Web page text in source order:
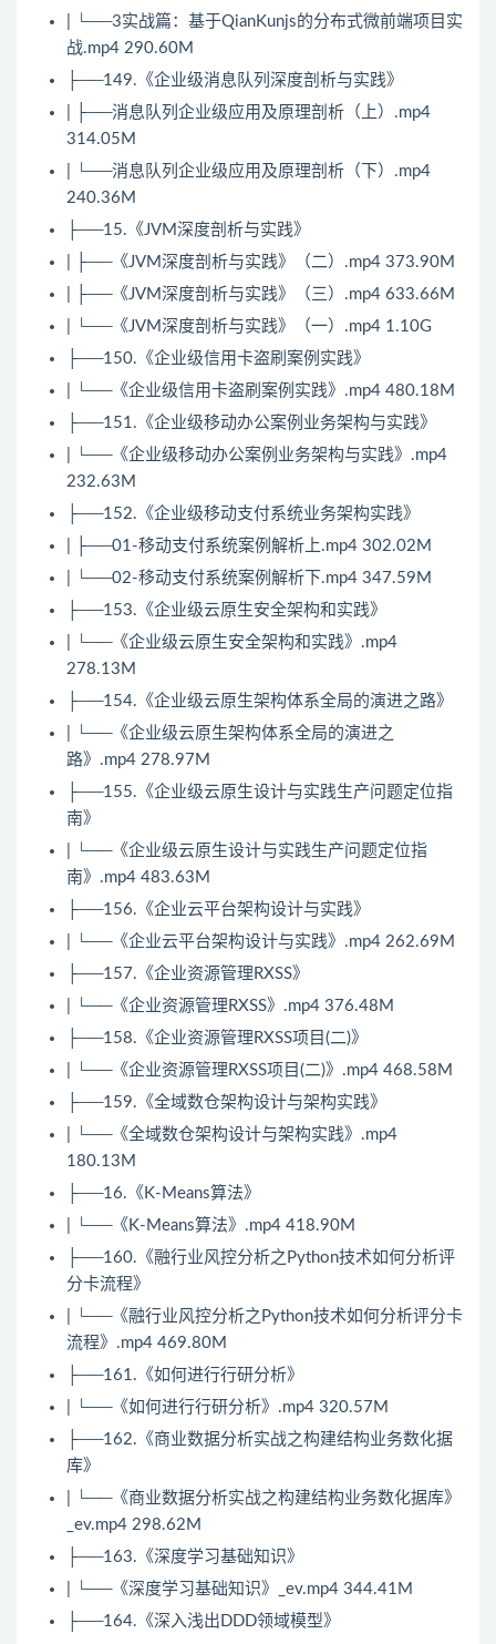
| └──3实战篇：基于QianKunjs的分布式微前端项目实
战.mp4 290.60M
├──149.《企业级消息队列深度剖析与实践》
| ├──消息队列企业级应用及原理剖析（上）.mp4
314.05M
| └──消息队列企业级应用及原理剖析（下）.mp4
240.36M
├──15.《JVM深度剖析与实践》
| ├──《JVM深度剖析与实践》（二）.mp4 373.90M
| ├──《JVM深度剖析与实践》（三）.mp4 633.66M
| └──《JVM深度剖析与实践》（一）.mp4 1.10G
├──150.《企业级信用卡盗刷案例实践》
| └──《企业级信用卡盗刷案例实践》.mp4 480.18M
├──151.《企业级移动办公案例业务架构与实践》
| └──《企业级移动办公案例业务架构与实践》.mp4
232.63M
├──152.《企业级移动支付系统业务架构实践》
| ├──01-移动支付系统案例解析上.mp4 302.02M
| └──02-移动支付系统案例解析下.mp4 347.59M
├──153.《企业级云原生安全架构和实践》
| └──《企业级云原生安全架构和实践》.mp4
278.13M
├──154.《企业级云原生架构体系全局的演进之路》
| └──《企业级云原生架构体系全局的演进之
路》.mp4 278.97M
├──155.《企业级云原生设计与实践生产问题定位指
南》
| └──《企业级云原生设计与实践生产问题定位指
南》.mp4 483.63M
├──156.《企业云平台架构设计与实践》
| └──《企业云平台架构设计与实践》.mp4 262.69M
├──157.《企业资源管理RXSS》
| └──《企业资源管理RXSS》.mp4 376.48M
├──158.《企业资源管理RXSS项目(二)》
| └──《企业资源管理RXSS项目(二)》.mp4 468.58M
├──159.《全域数仓架构设计与架构实践》
| └──《全域数仓架构设计与架构实践》.mp4
180.13M
├──16.《K-Means算法》
| └──《K-Means算法》.mp4 418.90M
├──160.《融行业风控分析之 Python技术如何分析评
分卡流程》
| └──《融行业风控分析之 Python技术如何分析评分卡
流程》.mp4 469.80M
├──161.《如何进行行研分析》
| └──《如何进行行研分析》.mp4 320.57M
├──162.《商业数据分析实战之构建结构业务数化据
库》
| └──《商业数据分析实战之构建结构业务数化据库》
_ev.mp4 298.62M
├──163.《深度学习基础知识》
| └──《深度学习基础知识》_ev.mp4 344.41M
├──164.《深入浅出 DDD领域模型》